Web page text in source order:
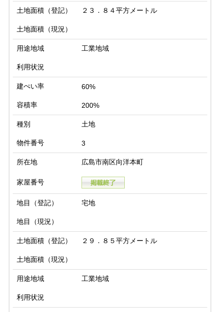
土地面積（登記） ２３．８４平方メートル
土地面積（現況）
用途地域 工業地域
利用状況
建ぺい率 60%
容積率 200%
種別 土地
物件番号 3
所在地 広島市南区向洋本町
家屋番号
地目（登記） 宅地
地目（現況）
土地面積（登記） ２９．８５平方メートル
土地面積（現況）
用途地域 工業地域
利用状況